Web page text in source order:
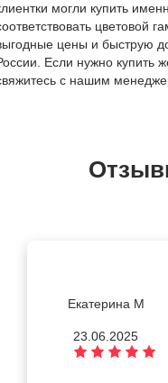
могли купить
цветовой
цены и быструю
Если нужно купить
с нашим
Екатерина М
23.06.2025